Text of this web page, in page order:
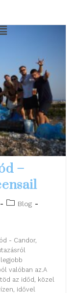
–
Blog
- Candor,
valóban az.A
az időd, közel
idővel